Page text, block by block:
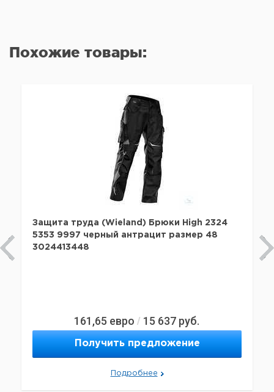
Похожие товары:
Защита труда (Wieland) Брюки High 2324
5353 9997 черный антрацит размер 48
3024413448
161,65 евро / 15 637 руб.
Получить предложение
Подробнее